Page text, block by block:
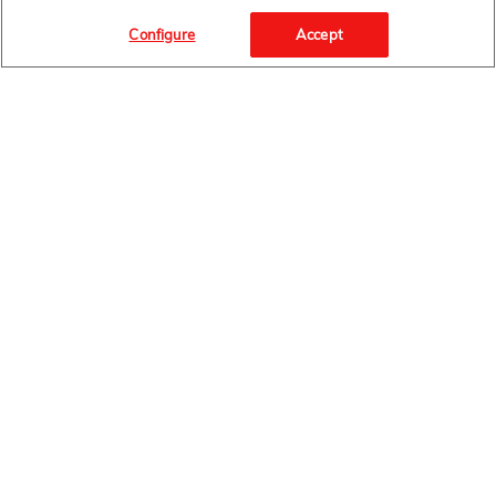
OBSERWUJ NAS
Configure Accept